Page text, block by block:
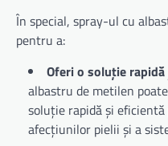
În special, spray-ul cu
pentru a:
Oferi o soluție
albastru de metilen
soluție rapidă și
afecțiunilor pielii și a